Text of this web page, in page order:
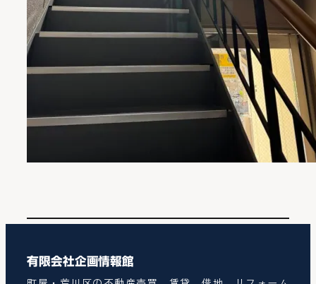
有限会社企画情報館